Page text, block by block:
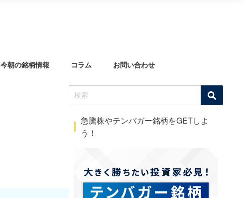
今朝の銘柄情報 コラム お問い合わせ
急騰株やテンバガー銘柄をGETしよ
う！